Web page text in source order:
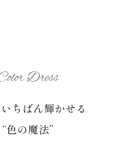
Dress
ちばん輝かせる
“色の魔法”